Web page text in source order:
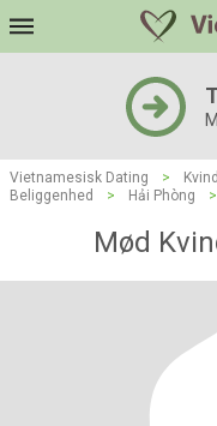
Vietnamesisk Dating >
Beliggenhed
> Hải Phòng >
Mød